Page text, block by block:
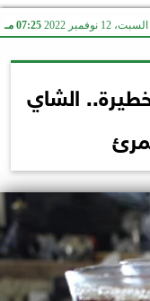
السبت، 12 نوفمبر 2022 07:25 مـ
الشاي